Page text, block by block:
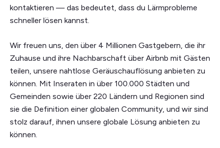
kontaktieren — das bedeutet, dass du Lärmprobleme
schneller lösen kannst.
Wir freuen uns, den über 4 Millionen Gastgebern, die ihr
Zuhause und ihre Nachbarschaft über Airbnb mit Gästen
teilen, unsere nahtlose Geräuschauflösung anbieten zu
können. Mit Inseraten in über 100.000 Städten und
Gemeinden sowie über 220 Ländern und Regionen sind
sie die Definition einer globalen Community, und wir sind
stolz darauf, ihnen unsere globale Lösung anbieten zu
können.